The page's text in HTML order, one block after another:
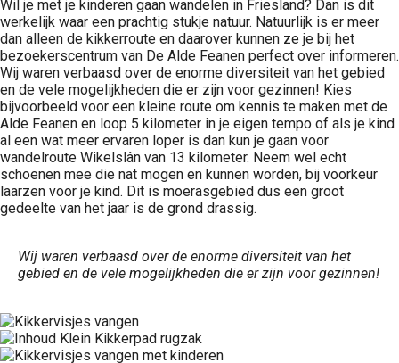
Wil je met je kinderen gaan wandelen in Friesland? Dan is dit
werkelijk waar een prachtig stukje natuur. Natuurlijk is er meer
dan alleen de kikkerroute en daarover kunnen ze je bij het
bezoekerscentrum van De Alde Feanen perfect over informeren.
Wij waren verbaasd over de enorme diversiteit van het gebied
en de vele mogelijkheden die er zijn voor gezinnen! Kies
bijvoorbeeld voor een kleine route om kennis te maken met de
Alde Feanen en loop 5 kilometer in je eigen tempo of als je kind
al een wat meer ervaren loper is dan kun je gaan voor
wandelroute Wikelslân van 13 kilometer. Neem wel echt
schoenen mee die nat mogen en kunnen worden, bij voorkeur
laarzen voor je kind. Dit is moerasgebied dus een groot
gedeelte van het jaar is de grond drassig.
Wij waren verbaasd over de enorme diversiteit van het
gebied en de vele mogelijkheden die er zijn voor gezinnen!